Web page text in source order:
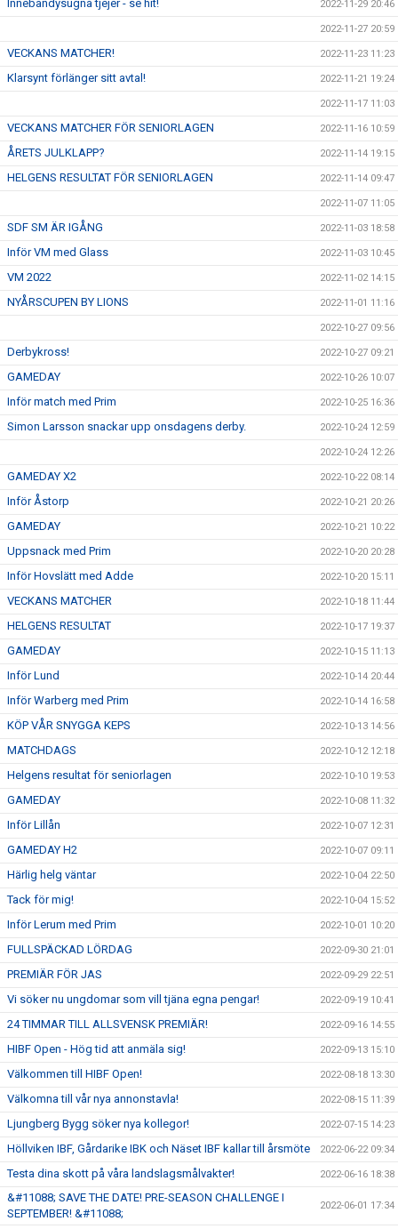
Innebandysugna tjejer - se hit! 2022-11-29 20:46
2022-11-27 20:59
VECKANS MATCHER! 2022-11-23 11:23
Klarsynt förlänger sitt avtal! 2022-11-21 19:24
2022-11-17 11:03
VECKANS MATCHER FÖR SENIORLAGEN 2022-11-16 10:59
ÅRETS JULKLAPP? 2022-11-14 19:15
HELGENS RESULTAT FÖR SENIORLAGEN 2022-11-14 09:47
2022-11-07 11:05
SDF SM ÄR IGÅNG 2022-11-03 18:58
Inför VM med Glass 2022-11-03 10:45
VM 2022 2022-11-02 14:15
NYÅRSCUPEN BY LIONS 2022-11-01 11:16
2022-10-27 09:56
Derbykross! 2022-10-27 09:21
GAMEDAY 2022-10-26 10:07
Inför match med Prim 2022-10-25 16:36
Simon Larsson snackar upp onsdagens derby. 2022-10-24 12:59
2022-10-24 12:26
GAMEDAY X2 2022-10-22 08:14
Inför Åstorp 2022-10-21 20:26
GAMEDAY 2022-10-21 10:22
Uppsnack med Prim 2022-10-20 20:28
Inför Hovslätt med Adde 2022-10-20 15:11
VECKANS MATCHER 2022-10-18 11:44
HELGENS RESULTAT 2022-10-17 19:37
GAMEDAY 2022-10-15 11:13
Inför Lund 2022-10-14 20:44
Inför Warberg med Prim 2022-10-14 16:58
KÖP VÅR SNYGGA KEPS 2022-10-13 14:56
MATCHDAGS 2022-10-12 12:18
Helgens resultat för seniorlagen 2022-10-10 19:53
GAMEDAY 2022-10-08 11:32
Inför Lillån 2022-10-07 12:31
GAMEDAY H2 2022-10-07 09:11
Härlig helg väntar 2022-10-04 22:50
Tack för mig! 2022-10-04 15:52
Inför Lerum med Prim 2022-10-01 10:20
FULLSPÄCKAD LÖRDAG 2022-09-30 21:01
PREMIÄR FÖR JAS 2022-09-29 22:51
Vi söker nu ungdomar som vill tjäna egna pengar! 2022-09-19 10:41
24 TIMMAR TILL ALLSVENSK PREMIÄR! 2022-09-16 14:55
HIBF Open - Hög tid att anmäla sig! 2022-09-13 15:10
Välkommen till HIBF Open! 2022-08-18 13:30
Välkomna till vår nya annonstavla! 2022-08-15 11:39
Ljungberg Bygg söker nya kollegor! 2022-07-15 14:23
Höllviken IBF, Gårdarike IBK och Näset IBF kallar till årsmöte 2022-06-22 09:34
Testa dina skott på våra landslagsmålvakter! 2022-06-16 18:38
&#11088; SAVE THE DATE! PRE-SEASON CHALLENGE I
SEPTEMBER! &#11088;
2022-06-01 17:34